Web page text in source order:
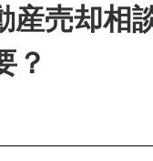
産売却相
？